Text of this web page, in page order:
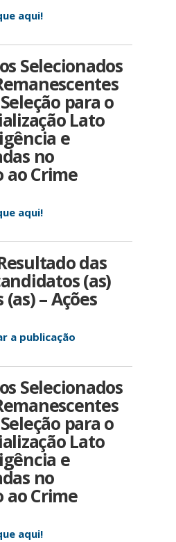
aqui!
Selecionados
para o
Lato
e
no
Crime
aqui!
das
(as)
– Ações
a publicação
Selecionados
para o
Lato
e
no
Crime
aqui!